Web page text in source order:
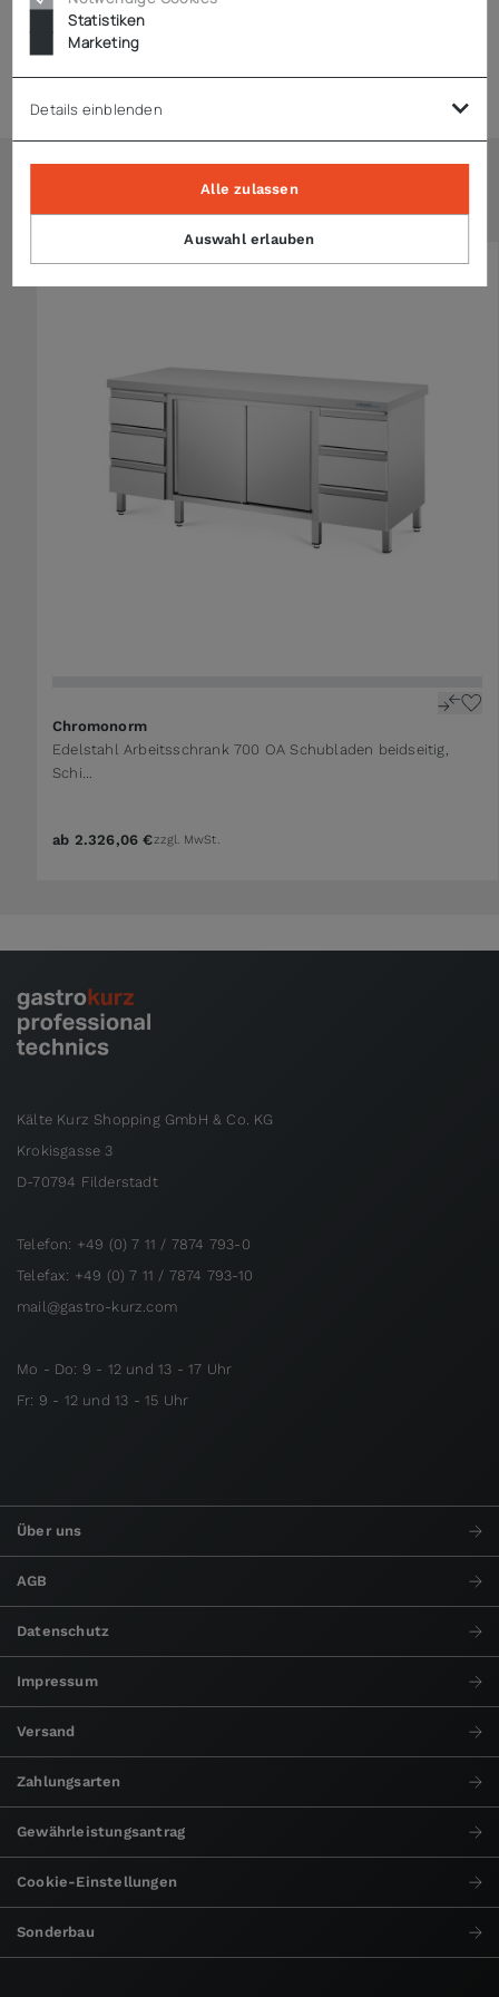
Ähnliche Artikel
Chromonorm
Edelstahl Arbeitsschrank 700 OA Schubladen beidseitig,
Schi...
The price depends on the options chosen on the
ab 2.326,06 €zzgl. MwSt.
Kälte Kurz Shopping GmbH & Co. KG
Krokisgasse 3
D-70794 Filderstadt
Telefon: +49 (0) 7 11 / 7874 793-0
Telefax: +49 (0) 7 11 / 7874 793-10
mail@gastro-kurz.com
Mo - Do: 9 - 12 und 13 - 17 Uhr
Fr: 9 - 12 und 13 - 15 Uhr
Über uns
AGB
Datenschutz
Impressum
Versand
Zahlungsarten
Gewährleistungsantrag
Cookie-Einstellungen
Sonderbau
Statistiken
Marketing
Details einblenden
Auswahl erlauben
Alle zulassen